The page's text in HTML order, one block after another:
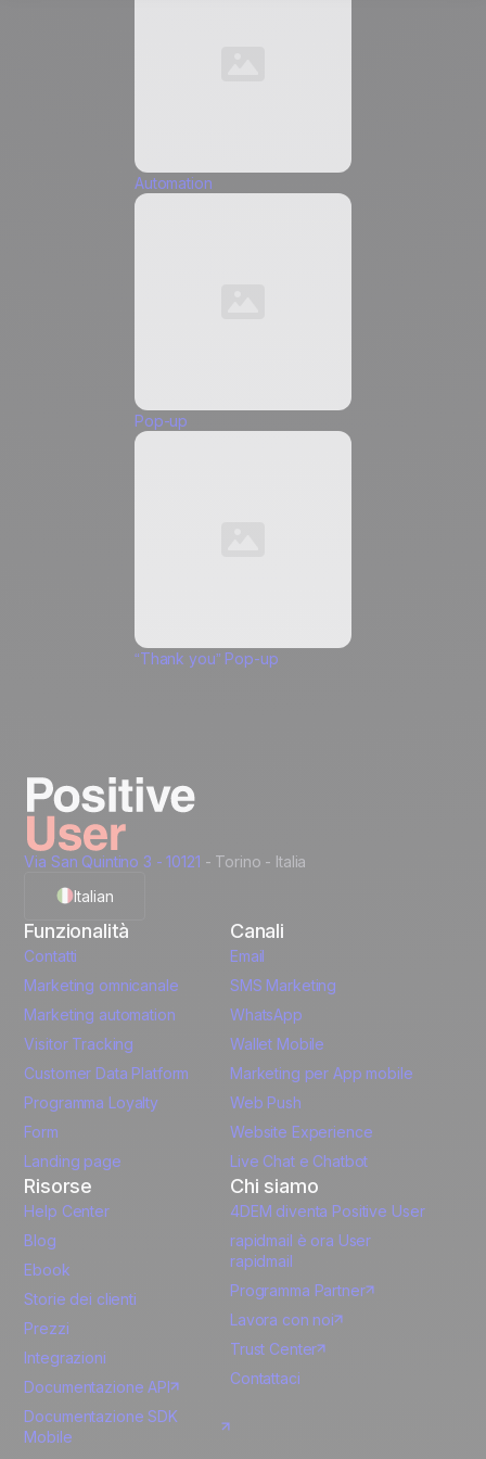
Automation
Pop-up
“Thank you” Pop-up
Take it on the next level...
Creative Assets like
(ready HTML)
Code Snippets
Cheat Sheet
templates
Unlock the full use-case
consenso al tracciamento in qualsiasi momento utilizzando
l'apposito link in fondo a ogni messaggio, continuando
Via San Quintino 3 - 10121 - Torino - Italia
Italian
English
French
Polish
German
Español
Funzionalità
Contatti
Marketing omnicanale
Marketing automation
Visitor Tracking
Customer Data Platform
Programma Loyalty
Form
Landing page
Canali
Email
SMS Marketing
WhatsApp
Wallet Mobile
Marketing per App mobile
Web Push
Website Experience
Live Chat e Chatbot
Risorse
Help Center
Blog
Ebook
Storie dei clienti
Prezzi
Integrazioni
Documentazione API
Documentazione SDK
Mobile
Chi siamo
4DEM diventa Positive User
rapidmail è ora User
rapidmail
Programma Partner
Lavora con noi
Trust Center
Contattaci